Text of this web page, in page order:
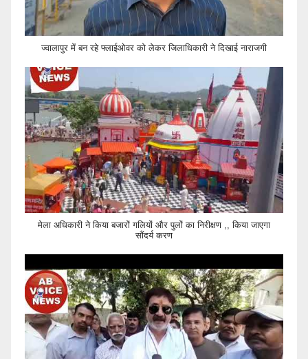
ज्वालापुर में बन रहे फ्लाईओवर को लेकर जिलाधिकारी ने दिखाई नाराजगी
मेला अधिकारी ने किया बजारों गलियों और पुलों का निरीक्षण ,, किया जाएगा
सौंदर्य करण